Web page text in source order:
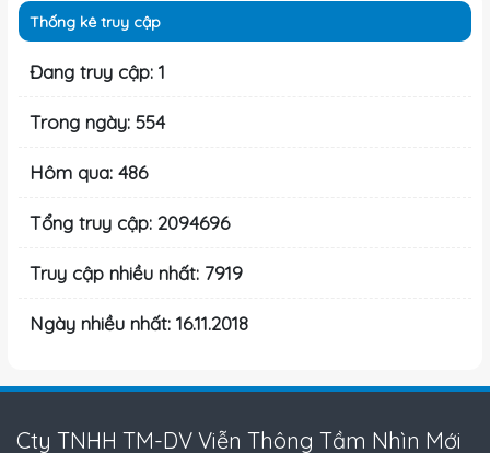
Thống kê truy cập
Đang truy cập: 1
Trong ngày: 554
Hôm qua: 486
Tổng truy cập: 2094696
Truy cập nhiều nhất: 7919
Ngày nhiều nhất: 16.11.2018
Cty TNHH TM-DV Viễn Thông Tầm Nhìn Mới